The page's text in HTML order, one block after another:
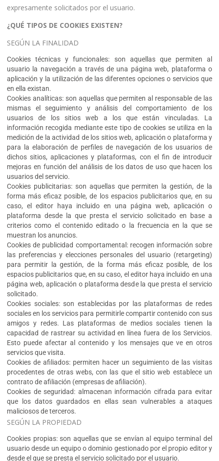
expresamente solicitados por el usuario.
¿QUÉ TIPOS DE COOKIES EXISTEN?
SEGÚN LA FINALIDAD
Cookies técnicas y funcionales: son aquellas que permiten al
usuario la navegación a través de una página web, plataforma o
aplicación y la utilización de las diferentes opciones o servicios que
en ella existan.
Cookies analíticas: son aquellas que permiten al responsable de las
mismas el seguimiento y análisis del comportamiento de los
usuarios de los sitios web a los que están vinculadas. La
información recogida mediante este tipo de cookies se utiliza en la
medición de la actividad de los sitios web, aplicación o plataforma y
para la elaboración de perfiles de navegación de los usuarios de
dichos sitios, aplicaciones y plataformas, con el fin de introducir
mejoras en función del análisis de los datos de uso que hacen los
usuarios del servicio.
Cookies publicitarias: son aquellas que permiten la gestión, de la
forma más eficaz posible, de los espacios publicitarios que, en su
caso, el editor haya incluido en una página web, aplicación o
plataforma desde la que presta el servicio solicitado en base a
criterios como el contenido editado o la frecuencia en la que se
muestran los anuncios.
Cookies de publicidad comportamental: recogen información sobre
las preferencias y elecciones personales del usuario (retargeting)
para permitir la gestión, de la forma más eficaz posible, de los
espacios publicitarios que, en su caso, el editor haya incluido en una
página web, aplicación o plataforma desde la que presta el servicio
solicitado.
Cookies sociales: son establecidas por las plataformas de redes
sociales en los servicios para permitirle compartir contenido con sus
amigos y redes. Las plataformas de medios sociales tienen la
capacidad de rastrear su actividad en línea fuera de los Servicios.
Esto puede afectar al contenido y los mensajes que ve en otros
servicios que visita.
Cookies de afiliados: permiten hacer un seguimiento de las visitas
procedentes de otras webs, con las que el sitio web establece un
contrato de afiliación (empresas de afiliación).
Cookies de seguridad: almacenan información cifrada para evitar
que los datos guardados en ellas sean vulnerables a ataques
maliciosos de terceros.
SEGÚN LA PROPIEDAD
Cookies propias: son aquellas que se envían al equipo terminal del
usuario desde un equipo o dominio gestionado por el propio editor y
desde el que se presta el servicio solicitado por el usuario.